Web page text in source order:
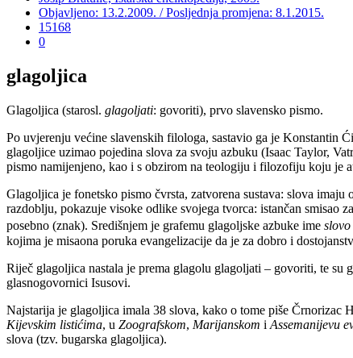
Objavljeno: 13.2.2009. / Posljednja promjena: 8.1.2015.
15168
0
glagoljica
Glagoljica (starosl. glagoljati: govoriti), prvo slavensko pismo.
Po uvjerenju većine slavenskih filologa, sastavio ga je Konstantin
glagoljice uzimao pojedina slova za svoju azbuku (Isaac Taylor,
pismo namijenjeno, kao i s obzirom na teologiju i filozofiju koju je
Glagoljica je fonetsko pismo čvrsta, zatvorena sustava: slova
razdoblju, pokazuje visoke odlike svojega tvorca: istančan smisao
posebno (znak). Središnjem je grafemu glagoljske azbuke ime slovo
kojima je misaona poruka evangelizacije da je za dobro i
Riječ glagoljica nastala je prema glagolu glagoljati – govoriti, te su
glasnogovornici Isusovi.
Najstarija je glagoljica imala 38 slova, kako o tome piše Črnorizac
Kijevskim listićima, u Zoografskom, Marijanskom i Assemanijevu
slova (tzv. bugarska glagoljica).